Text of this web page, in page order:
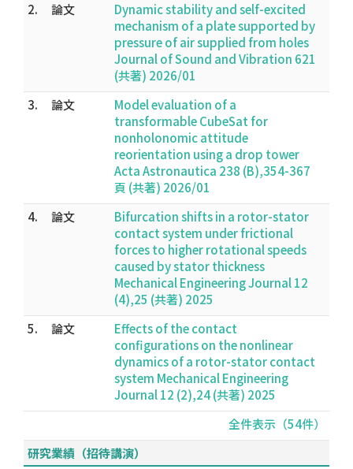
2.
論文
Dynamic stability and self-excited
mechanism of a plate supported by
pressure of air supplied from holes
Journal of Sound and Vibration 621
(共著) 2026/01
3.
論文
Model evaluation of a
transformable CubeSat for
nonholonomic attitude
reorientation using a drop tower
Acta Astronautica 238 (B),354-367
頁 (共著) 2026/01
4.
論文
Bifurcation shifts in a rotor-stator
contact system under frictional
forces to higher rotational speeds
caused by stator thickness
Mechanical Engineering Journal 12
(4),25 (共著) 2025
5.
論文
Effects of the contact
configurations on the nonlinear
dynamics of a rotor-stator contact
system Mechanical Engineering
Journal 12 (2),24 (共著) 2025
全件表示（54件）
研究業績（招待講演）